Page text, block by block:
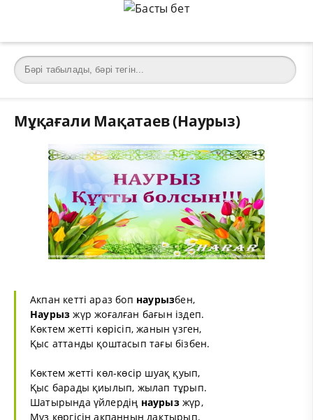
Мұқағали Мақатаев (Наурыз)
Акпан кетті араз боп наурызбен,
Наурыз жүр жоғалған бағын іздеп.
Көктем жетті көрісіп, жанын үзген,
Қыс аттанды қоштасып тағы бізбен.
Көктем жетті көл-көсір шуақ қуып,
Қыс барады қиылып, жылап тұрып.
Шатырында үйлердің наурызжүр,
Мұз көргісін акпанның лақтырып.